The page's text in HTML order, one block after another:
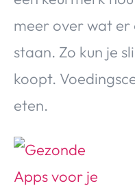
meer over wat
staan. Zo kun je
koopt.
eten.